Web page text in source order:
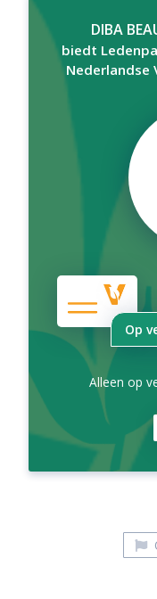
DIBA
biedt
Nederlandse
Op
Alleen op